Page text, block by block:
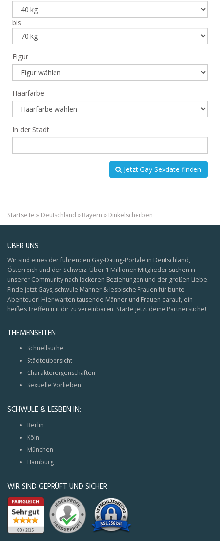
bis
Figur
Haarfarbe
In der Stadt
Jetzt Gay Sexdate finden
Startseite » Deutschland » Bayern » Dinkelscherben
ÜBER UNS
Wir sind eines der führenden Gay-Dating-Portale in Deutschland,
Österreich und der Schweiz. Über 1 Millionen Mitglieder suchen in
unserer Community nach lockeren Beziehungen und der großen Liebe.
Finde jetzt Gays, schwule Männer & lesbische Frauen für bunte
Abenteuer! Hier warten tausende Männer und Frauen darauf, ein
heißes Treffen mit dir zu vereinbaren. Starte jetzt deine Partnersuche!
THEMENSEITEN
Schnellsuche
Städteübersicht
Charaktereigenschaften
Sexuelle Vorlieben
SCHWULE & LESBEN IN:
Berlin
Köln
München
Hamburg
WIR SIND GEPRÜFT UND SICHER